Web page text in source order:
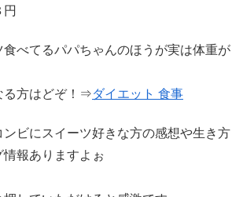
べてるパパちゃんのほうが実は体重が
る方はどぞ！⇒ダイエット 食事
ンビにスイーツ好きな方の感想や生き方
報ありますよぉ